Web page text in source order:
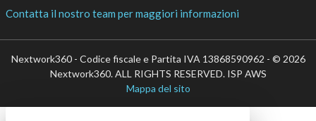
Contatta il nostro team per maggiori informazioni
Nextwork360 - Codice fiscale e Partita IVA 13868590962 - © 2026
Nextwork360. ALL RIGHTS RESERVED. ISP AWS
Mappa del sito